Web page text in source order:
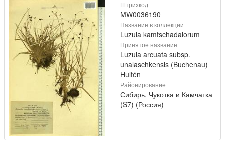
Штрихкод
MW0036190
Название в коллекции
Luzula kamtschadalorum
Принятое название
Luzula arcuata subsp.
unalaschkensis (Buchenau)
Hultén
Районирование
Сибирь, Чукотка и Камчатка
(S7) (Россия)